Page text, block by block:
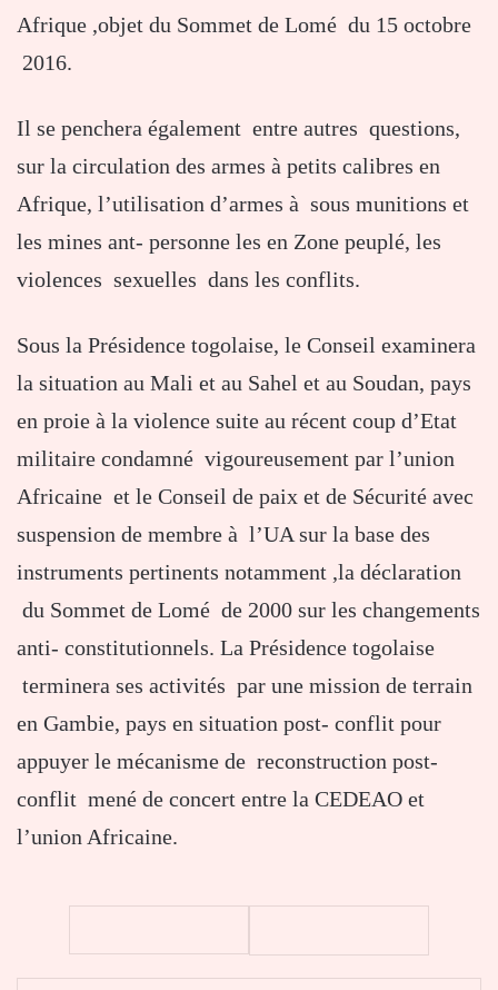
Afrique ,objet du Sommet de Lomé du 15 octobre
2016.
Il se penchera également entre autres questions,
sur la circulation des armes à petits calibres en
Afrique, l’utilisation d’armes à sous munitions et
les mines ant- personne les en Zone peuplé, les
violences sexuelles dans les conflits.
Sous la Présidence togolaise, le Conseil examinera
la situation au Mali et au Sahel et au Soudan, pays
en proie à la violence suite au récent coup d’Etat
militaire condamné vigoureusement par l’union
Africaine et le Conseil de paix et de Sécurité avec
suspension de membre à l’UA sur la base des
instruments pertinents notamment ,la déclaration
du Sommet de Lomé de 2000 sur les changements
anti- constitutionnels. La Présidence togolaise
terminera ses activités par une mission de terrain
en Gambie, pays en situation post- conflit pour
appuyer le mécanisme de reconstruction post-
conflit mené de concert entre la CEDEAO et
l’union Africaine.